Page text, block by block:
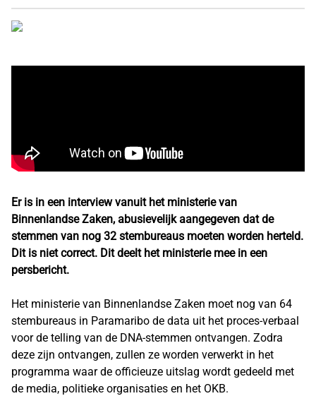
Er is in een interview vanuit het ministerie van
Binnenlandse Zaken, abusievelijk aangegeven dat de
stemmen van nog 32 stembureaus moeten worden herteld.
Dit is niet correct. Dit deelt het ministerie mee in een
persbericht.
Het ministerie van Binnenlandse Zaken moet nog van 64
stembureaus in Paramaribo de data uit het proces-verbaal
voor de telling van de DNA-stemmen ontvangen. Zodra
deze zijn ontvangen, zullen ze worden verwerkt in het
programma waar de officieuze uitslag wordt gedeeld met
de media, politieke organisaties en het OKB.